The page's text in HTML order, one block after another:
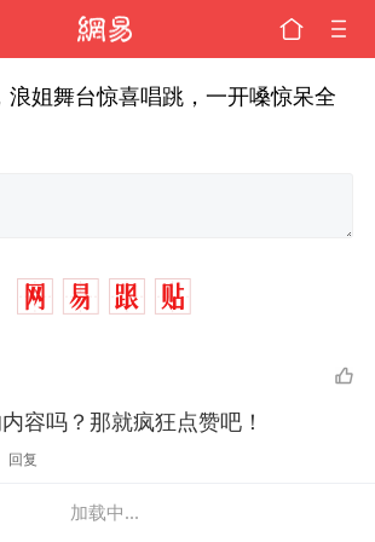
浪姐舞台惊喜唱跳，一开嗓惊呆全
容吗？那就疯狂点赞吧！
回复
加载中...